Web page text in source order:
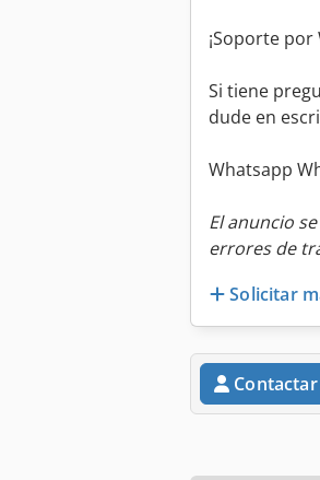
¡Soporte
Si tiene
dude en
Whatsapp
El anuncio
errores de
Solicitar